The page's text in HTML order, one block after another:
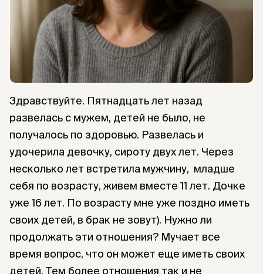
Здравствуйте. Пятнадцать лет назад
развелась с мужем, детей не было, не
получалось по здоровью. Развелась и
удочерила девочку, сироту двух лет. Через
несколько лет встретила мужчину, младше
себя по возрасту, живем вместе 11 лет. Дочке
уже 16 лет. По возрасту мне уже поздно иметь
своих детей, в брак не зовут). Нужно ли
продолжать эти отношения? Мучает все
время вопрос, что он может еще иметь своих
детей. Тем более отношения так и не